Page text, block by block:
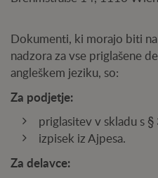
Dokumenti, ki morajo biti
nadzora za vse priglašene
angleškem jeziku, so:
Za podjetje:
priglasitev v skladu s
izpisek iz Ajpesa.
Za delavce: